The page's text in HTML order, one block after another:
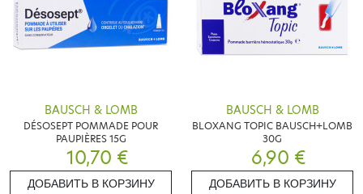
BAUSCH & LOMB
DÉSOSEPT POMMADE POUR
PAUPIÈRES 15G
10,70 €
ДОБАВИТЬ В КОРЗИНУ
BAUSCH & LOMB
BLOXANG TOPIC BAUSCH+LOMB
30G
6,90 €
ДОБАВИТЬ В КОРЗИНУ